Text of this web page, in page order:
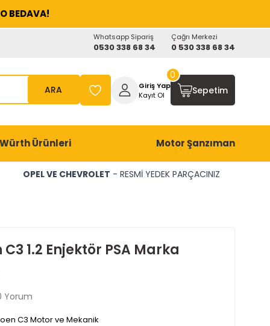
BEDAVA!
Whatsapp Sipariş
0530 338 68 34
Çağrı Merkezi
0 530 338 68 34
ARA
Giriş Yap
Kayıt Ol
Sepetim
0
Würth Ürünleri Motor Şanzıman
OPEL VE CHEVROLET - RESMİ YEDEK PARÇACINIZ
1.2 Enjektör PSA Marka
Yorum
C3 Motor ve Mekanik